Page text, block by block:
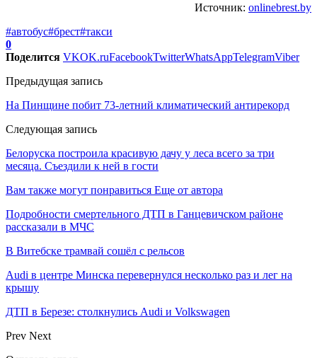
Источник: onlinebrest.by
#автобус#брест#такси
0
Поделится VKOK.ruFacebookTwitterWhatsAppTelegramViber
Предыдущая запись
На Пинщине побит 73-летний климатический антирекорд
Следующая запись
Белоруска построила красивую дачу у леса всего за три
месяца. Съездили к ней в гости
Вам также могут понравиться Еще от автора
Подробности смертельного ДТП в Ганцевичском районе
рассказали в МЧС
В Витебске трамвай сошёл с рельсов
Audi в центре Минска перевернулся несколько раз и лег на
крышу
ДТП в Березе: столкнулись Audi и Volkswagen
Prev Next